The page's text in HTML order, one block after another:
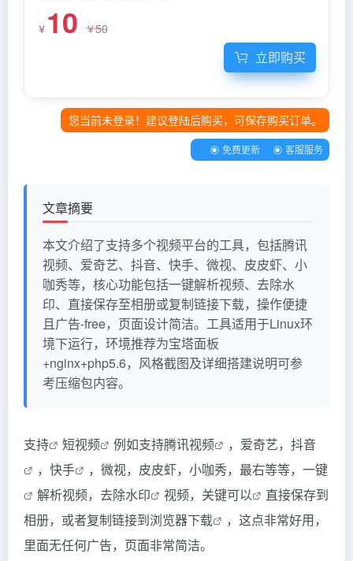
￥ 10 ￥50
立即购买
您当前未登录！建议登陆后购买，可保存购买订单。
免费更新 客服服务
文章摘要
本文介绍了支持多个视频平台的工具，包括腾讯
视频、爱奇艺、抖音、快手、微视、皮皮虾、小
咖秀等，核心功能包括一键解析视频、去除水
印、直接保存至相册或复制链接下载，操作便捷
且广告-free，页面设计简洁。工具适用于Linux环
境下运行，环境推荐为宝塔面板
+nginx+php5.6，风格截图及详细搭建说明可参
考压缩包内容。
支持 短视频 例如支持腾讯视频 ，爱奇艺， 抖音
， 快手 ，微视，皮皮虾，小咖秀，最右等等， 一键
解析视频， 去除水印 视频，关键可以
直接保存到
相册，或者复制链接到浏览器下载
，这点非常好用，
里面无任何广告，页面非常简洁。